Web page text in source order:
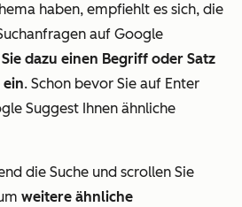
haben, empfiehlt es sich, die
auf Google
dazu einen Begriff oder Satz
ein. Schon bevor Sie auf Enter
Suggest Ihnen ähnliche
die Suche und scrollen Sie
weitere ähnliche